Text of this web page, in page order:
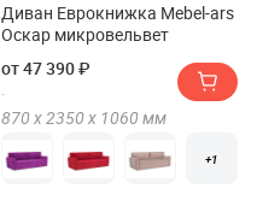
Диван Еврокнижка Mebel-ars
Оскар микровельвет
от 47 390 ₽
870 х2350 х 1060 мм
+1